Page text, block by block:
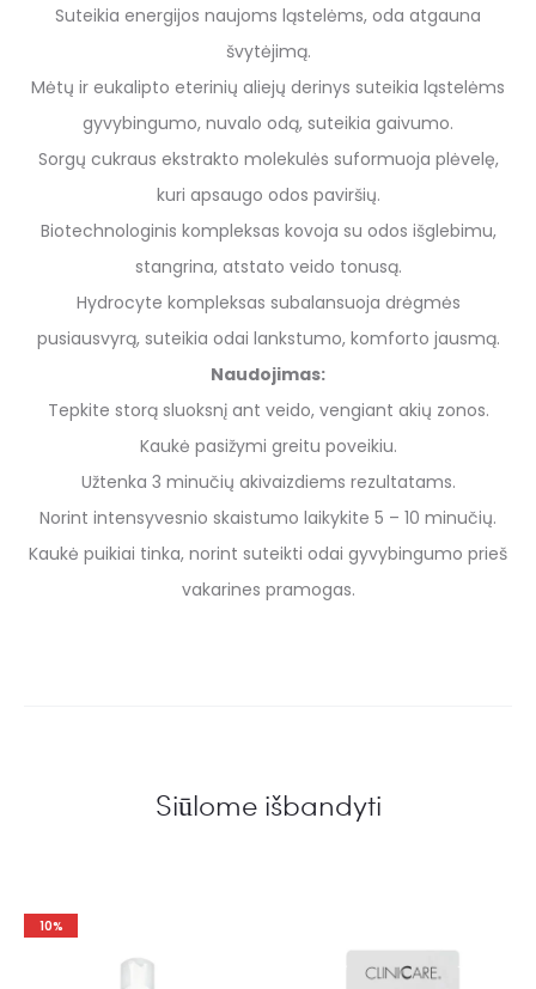
Suteikia energijos naujoms ląstelėms, oda atgauna
švytėjimą.
Mėtų ir eukalipto eterinių aliejų derinys suteikia ląstelėms
gyvybingumo, nuvalo odą, suteikia gaivumo.
Sorgų cukraus ekstrakto molekulės suformuoja plėvelę,
kuri apsaugo odos paviršių.
Biotechnologinis kompleksas kovoja su odos išglebimu,
stangrina, atstato veido tonusą.
Hydrocyte kompleksas subalansuoja drėgmės
pusiausvyrą, suteikia odai lankstumo, komforto jausmą.
Naudojimas:
Tepkite storą sluoksnį ant veido, vengiant akių zonos.
Kaukė pasižymi greitu poveikiu.
Užtenka 3 minučių akivaizdiems rezultatams.
Norint intensyvesnio skaistumo laikykite 5 – 10 minučių.
Kaukė puikiai tinka, norint suteikti odai gyvybingumo prieš
vakarines pramogas.
Siūlome išbandyti
10%